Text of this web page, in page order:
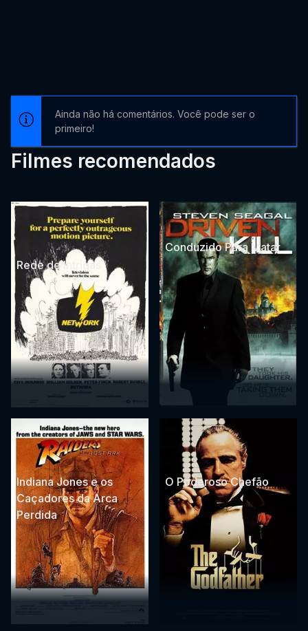
Ainda não há comentários. Você pode ser o
primeiro!
Filmes recomendados
Rede de Intrigas
Conduzido Para Matar
Indiana Jones e os
Caçadores da Arca
Perdida
O Poderoso Chefão